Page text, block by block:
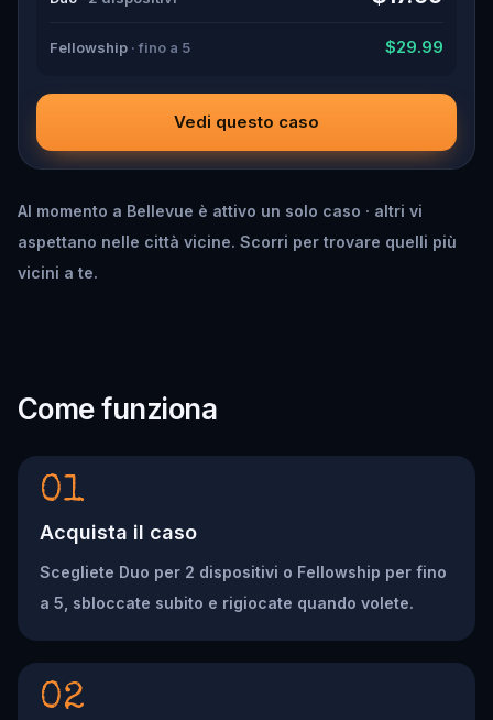
Fellowship · fino a 5 $29.99
Vedi questo caso
Al momento a Bellevue è attivo un solo caso · altri vi
aspettano nelle città vicine. Scorri per trovare quelli più
vicini a te.
Come funziona
01
Acquista il caso
Scegliete Duo per 2 dispositivi o Fellowship per fino
a 5, sbloccate subito e rigiocate quando volete.
02